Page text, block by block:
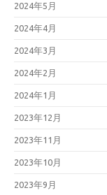
2024年5月
2024年4月
2024年3月
2024年2月
2024年1月
2023年12月
2023年11月
2023年10月
2023年9月